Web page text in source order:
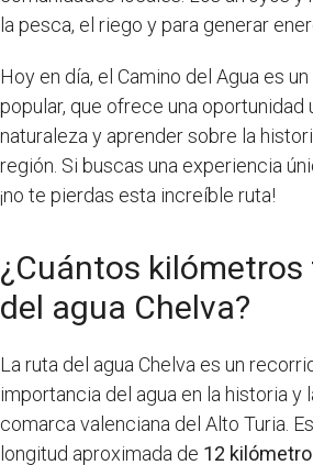
la pesca, el riego y para generar
Hoy en día, el Camino del Agua es un
popular, que ofrece una oportunidad
naturaleza y aprender sobre la
región. Si buscas una experiencia
¡no te pierdas esta increíble ruta!
¿Cuántos
del agua Chelva?
La ruta del agua Chelva es un
importancia del agua en la historia y
comarca valenciana del Alto Turia.
longitud aproximada de 12